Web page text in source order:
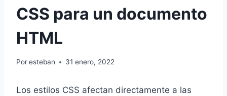
CSS para un documento
HTML
Poresteban 31 enero, 2022
Los estilos CSS afectan directamente a las